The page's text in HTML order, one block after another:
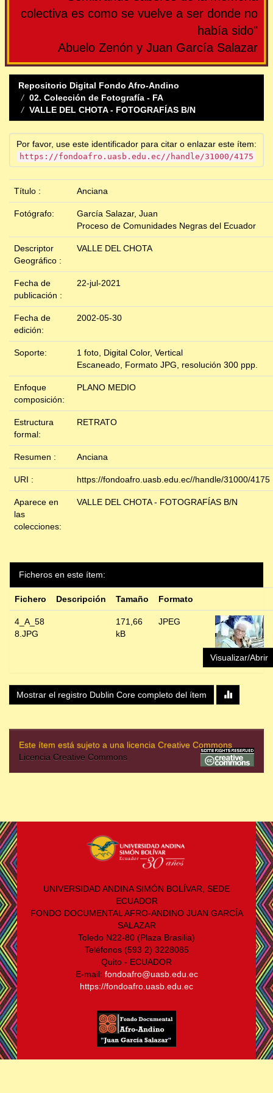
colectiva es como se vuelve a ser donde no
había sido"
Abuelo Zenón y Juan García Salazar
Repositorio Digital Fondo Afro-Andino
02. Colección de Fotografía - FA
VALLE DEL CHOTA - FOTOGRAFÍAS B/N
Por favor, use este identificador para citar o enlazar este ítem:
https://fondoafro.uasb.edu.ec//handle/31000/4175
Título : Anciana
Fotógrafo:
García Salazar, Juan
Proceso de Comunidades Negras del Ecuador
Descriptor
Geográfico :
VALLE DEL CHOTA
Fecha de
publicación :
22-jul-2021
Fecha de
edición:
2002-05-30
Soporte:
1 foto, Digital Color, Vertical
Escaneado, Formato JPG, resolución 300 ppp.
Enfoque
composición:
PLANO MEDIO
Estructura
formal:
RETRATO
Resumen : Anciana
URI : https://fondoafro.uasb.edu.ec//handle/31000/4175
Aparece en
las
colecciones:
VALLE DEL CHOTA - FOTOGRAFÍAS B/N
Ficheros en este ítem:
Fichero Descripción Tamaño Formato
4_A_58
8.JPG
171,66
kB
JPEG
Visualizar/Abrir
Mostrar el registro Dublin Core completo del ítem
Este ítem está sujeto a una licencia Creative Commons
Licencia Creative Commons
UNIVERSIDAD ANDINA SIMÓN BOLÍVAR, SEDE
ECUADOR
FONDO DOCUMENTAL AFRO-ANDINO JUAN GARCÍA
SALAZAR
Toledo N22-80 (Plaza Brasilia)
Teléfonos (593 2) 3228085
Quito - ECUADOR
E-mail: fondoafro@uasb.edu.ec
https://fondoafro.uasb.edu.ec